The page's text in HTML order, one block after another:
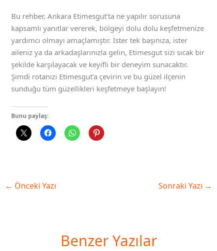
Bu rehber, Ankara Etimesgut’ta ne yapılır sorusuna
kapsamlı yanıtlar vererek, bölgeyi dolu dolu keşfetmenize
yardımcı olmayı amaçlamıştır. İster tek başınıza, ister
aileniz ya da arkadaşlarınızla gelin, Etimesgut sizi sıcak bir
şekilde karşılayacak ve keyifli bir deneyim sunacaktır.
Şimdi rotanızı Etimesgut’a çevirin ve bu güzel ilçenin
sunduğu tüm güzellikleri keşfetmeye başlayın!
Bunu paylaş:
← Önceki Yazı Sonraki Yazı →
Benzer Yazılar